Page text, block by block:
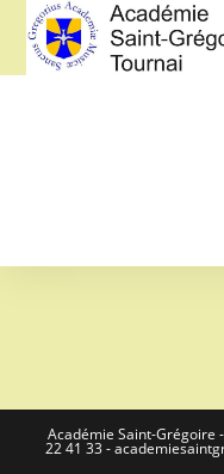
Académie Saint-Grégoire
22 41 33 -